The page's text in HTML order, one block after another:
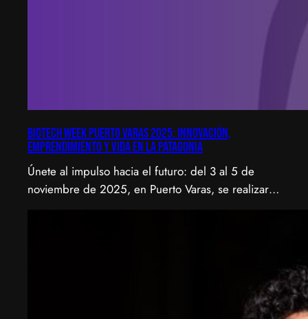
Biotech Week Puerto Varas 2025: Innovación,
emprendimiento y vida en la Patagonia
Únete al impulso hacia el futuro: del 3 al 5 de
noviembre de 2025, en Puerto Varas, se realizará